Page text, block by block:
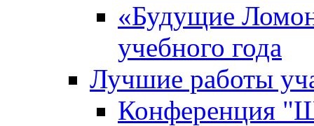
«Будущие
учебного года
Лучшие работы
Конференция